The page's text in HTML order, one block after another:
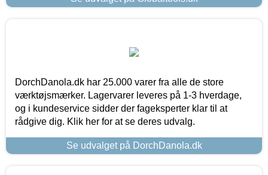
DorchDanola.dk har 25.000 varer fra alle de store
værktøjsmærker. Lagervarer leveres på 1-3 hverdage,
og i kundeservice sidder der fageksperter klar til at
rådgive dig. Klik her for at se deres udvalg.
Se udvalget på DorchDanola.dk